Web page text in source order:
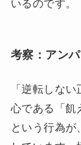
いるのです。
考察：アン
「逆転しな
心である「飢
という行為